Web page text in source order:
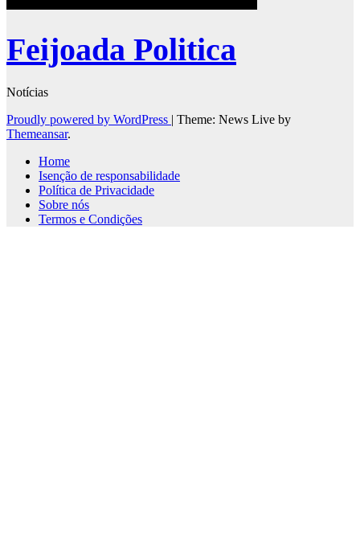
Feijoada Politica
Notícias
Proudly powered by WordPress | Theme: News Live by
Themeansar.
Home
Isenção de responsabilidade
Política de Privacidade
Sobre nós
Termos e Condições